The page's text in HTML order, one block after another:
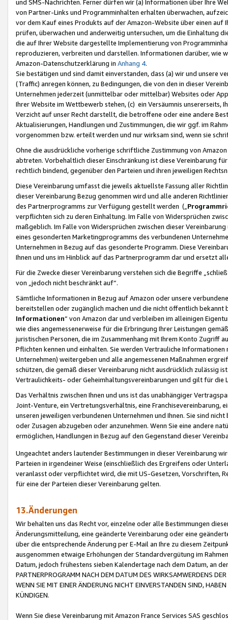
und SMS-Nachrichten. Ferner dürfen wir (a) Informationen über Ihre
von Partner-Links und Programminhalten erhalten überwachen,
vor dem Kauf eines Produkts auf der Amazon-Website über einen
prüfen, überwachen und anderweitig untersuchen, um die Einhaltung
die auf Ihrer Website dargestellte Implementierung von
reproduzieren, verbreiten und darstellen. Informationen darüber, wie
Amazon-Datenschutzerklärung in Anhang 4.
Sie bestätigen und sind damit einverstanden, dass (a) wir und
(Traffic) anregen können, zu Bedingungen, die von den in dieser
Unternehmen jederzeit (unmittelbar oder mittelbar) Websites oder
Ihrer Website im Wettbewerb stehen, (c) ein Versäumnis unsererseits,
Verzicht auf unser Recht darstellt, die betroffene oder eine andere
Aktualisierungen, Handlungen und Zustimmungen, die wir ggf. im
vorgenommen bzw. erteilt werden und nur wirksam sind, wenn sie
Ohne die ausdrückliche vorherige schriftliche Zustimmung von
abtreten. Vorbehaltlich dieser Einschränkung ist diese Vereinbarung
rechtlich bindend, gegenüber den Parteien und ihren jeweiligen
Diese Vereinbarung umfasst die jeweils aktuellste Fassung aller
dieser Vereinbarung Bezug genommen wird und alle anderen
des Partnerprogramms zur Verfügung gestellt werden („
verpflichten sich zu deren Einhaltung. Im Falle von Widersprüchen
maßgeblich. Im Falle von Widersprüchen zwischen dieser
eines gesonderten Marketingprogramms des verbundenen
Unternehmen in Bezug auf das gesonderte Programm. Diese
Ihnen und uns im Hinblick auf das Partnerprogramm dar und ersetzt
Für die Zwecke dieser Vereinbarung verstehen sich die Begriffe
von „jedoch nicht beschränkt auf“.
Sämtliche Informationen in Bezug auf Amazon oder unsere
bereitstellen oder zugänglich machen und die nicht öffentlich
Informationen“ von Amazon dar und verbleiben im alleinigen
wie dies angemessenerweise für die Erbringung Ihrer Leistungen
juristischen Personen, die im Zusammenhang mit Ihrem Konto
Pflichten kennen und einhalten. Sie werden Vertrauliche
Unternehmen) weitergeben und alle angemessenen Maßnahmen
schützen, die gemäß dieser Vereinbarung nicht ausdrücklich zulässig
Vertraulichkeits- oder Geheimhaltungsvereinbarungen und gilt für die
Das Verhältnis zwischen Ihnen und uns ist das unabhängiger
Joint-Venture, ein Vertretungsverhältnis, eine Franchisevereinbarung,
unseren jeweiligen verbundenen Unternehmen und Ihnen. Sie sind
oder Zusagen abzugeben oder anzunehmen. Wenn Sie eine andere
ermöglichen, Handlungen in Bezug auf den Gegenstand dieser
Ungeachtet anders lautender Bestimmungen in dieser Vereinbarung
Parteien in irgendeiner Weise (einschließlich des Ergreifens oder
veranlasst oder verpflichtet wird, die mit US-Gesetzen, Vorschriften,
für eine der Parteien dieser Vereinbarung gelten.
13.Änderungen
Wir behalten uns das Recht vor, einzelne oder alle Bestimmungen
Änderungsmitteilung, eine geänderte Vereinbarung oder eine
über die entsprechende Änderung per E-Mail an Ihre zu diesem
ausgenommen etwaige Erhöhungen der Standardvergütung im
Datum, jedoch frühestens sieben Kalendertage nach dem Datum, an
PARTNERPROGRAMM NACH DEM DATUM DES WIRKSAMWERDENS
WENN SIE MIT EINER ÄNDERUNG NICHT EINVERSTANDEN SIND,
KÜNDIGEN.
Wenn Sie diese Vereinbarung mit Amazon France Services SAS